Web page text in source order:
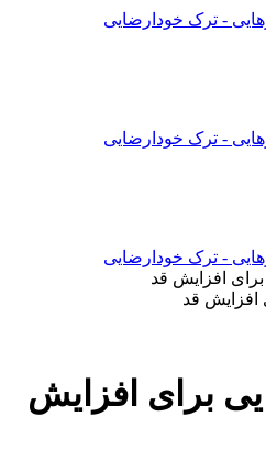
برای افزایش قد
برای افزایش